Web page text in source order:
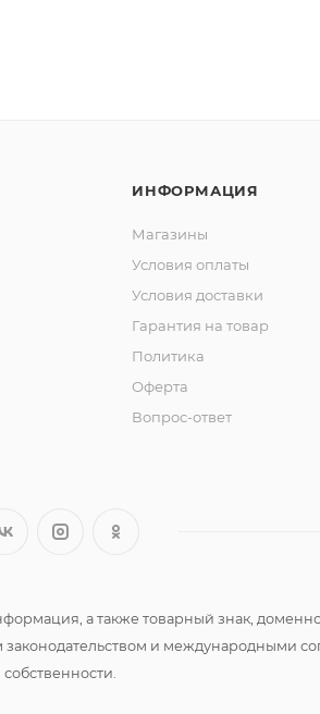
ИНФОРМАЦИЯ
Магазины
Условия оплаты
Условия доставки
Гарантия на товар
Политика
Оферта
Вопрос-ответ
а также товарный знак,
и международными
собственности.